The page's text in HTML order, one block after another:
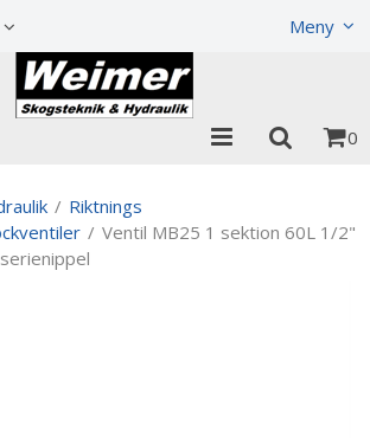
Meny
0
/ Riktnings
/ Ventil MB25 1 sektion 60L 1/2"